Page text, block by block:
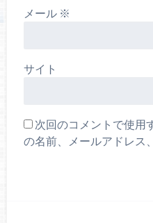
メール ※
サイト
次回のコメントで使用
の名前、メールアドレス